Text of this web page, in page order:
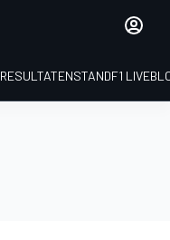
RESULTATENSTANDF1